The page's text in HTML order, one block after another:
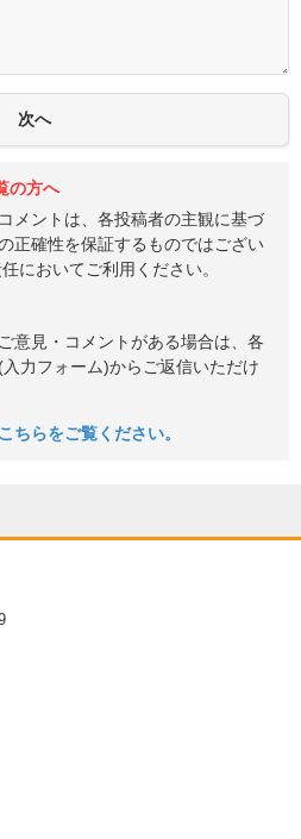
の方へ
メントは、各投稿者の主観に基づ
正確性を保証するものではござい
においてご利用ください。
意見・コメントがある場合は、各
力フォーム)からご返信いただけ
らをご覧ください。